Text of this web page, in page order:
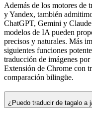
Además de los motores de
y Yandex, también
ChatGPT, Gemini y
modelos de IA pueden
precisos y naturales. Más
siguientes funciones
traducción de imágenes
Extensión de Chrome con
comparación bilingüe.
¿Puedo traducir de tagalo a